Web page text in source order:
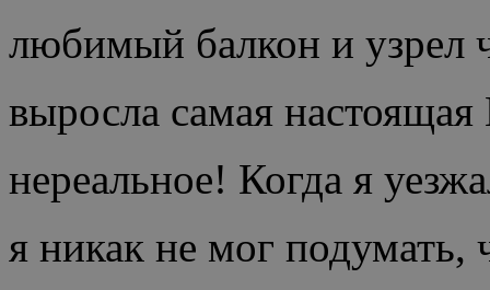
любимый балкон и узрел
выросла самая
нереальное! Когда я
я никак не мог подумать,